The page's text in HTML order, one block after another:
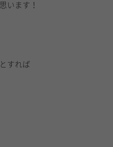
います！
すれば